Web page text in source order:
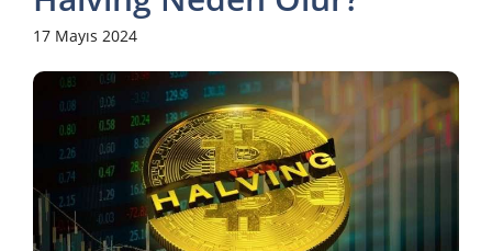
17 Mayıs 2024